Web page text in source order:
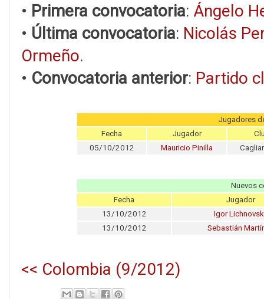
• Primera convocatoria: Ángelo
• Última convocatoria: Nicolás
Ormeño.
• Convocatoria anterior: Partido
Jugadores
Fecha
Jugador
05/10/2012
Mauricio Pinilla
Nuevos
Fecha
Jugador
13/10/2012
Igor
13/10/2012
Sebastián
<< Colombia (9/2012)